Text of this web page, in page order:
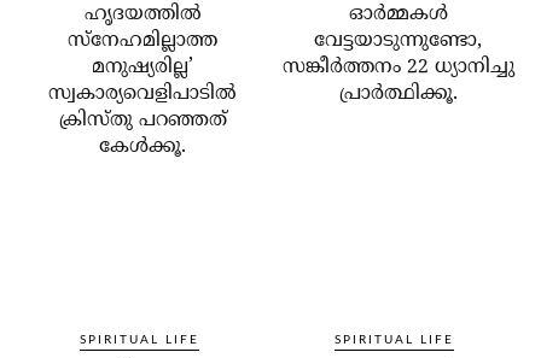
ഹൃദയത്തില്‍
സ്‌നേഹമില്ലാത്ത
മനുഷ്യരില്ല’
സ്വകാര്യവെളിപാടില്‍
ക്രിസ്തു പറഞ്ഞത്
കേള്‍ക്കൂ.
ഓര്‍മ്മകള്‍
വേട്ടയാടുന്നുണ്ടോ,
സങ്കീര്‍ത്തനം 22 ധ്യാനിച്ചു
പ്രാര്‍ത്ഥിക്കൂ.
SPIRITUAL LIFE SPIRITUAL LIFE